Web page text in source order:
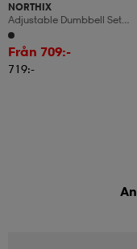
NORTHIX
Adjustable Dumbbell Set
With Barbell Connector, 30
Kg
Från 709:-
719:-